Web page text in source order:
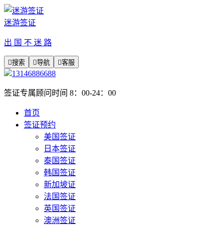
迷游签证
出 国 不 迷 路
搜索 导航 客服
13146886688
签证专属顾问时间 8：00-24：00
首页
签证预约
美国签证
日本签证
泰国签证
韩国签证
新加坡证
法国签证
英国签证
澳洲签证